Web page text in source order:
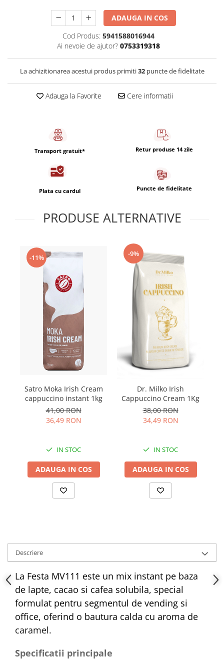
Cafea macinata
ADAUGA IN COS
Cod Produs: 5941588016944
Ai nevoie de ajutor? 0753319318
La achizitionarea acestui produs primiti32puncte de fidelitate
Adauga la Favorite Cere informatii
Transport gratuit* Retur produse 14 zile
Plata cu cardul Puncte de fidelitate
PRODUSE ALTERNATIVE
-11%
Satro Moka Irish Cream
cappuccino instant 1kg
41,00 RON
36,49 RON
IN STOC
ADAUGA IN COS
-9%
Dr. Milko Irish
Cappuccino Cream 1Kg
38,00 RON
34,49 RON
IN STOC
ADAUGA IN COS
Descriere
La Festa MV111 este un mix instant pe baza
de lapte, cacao si cafea solubila, special
formulat pentru segmentul de vending si
office, oferind o bautura calda cu aroma de
caramel.
Specificatii principale